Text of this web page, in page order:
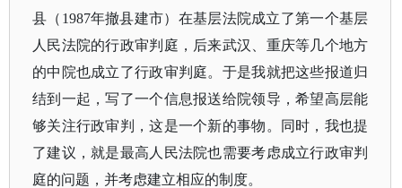
县（ 1987年撤县建市）在基层法院成立了第一个基层
人民法院的行政审判庭，后来武汉、重庆等几个地方
的中院也成立了行政审判庭。于是我就把这些报道归
结到一起，写了一个信息报送给院领导，希望高层能
够关注行政审判，这是一个新的事物。同时，我也提
了建议，就是最高人民法院也需要考虑成立行政审判
庭的问题，并考虑建立相应的制度。